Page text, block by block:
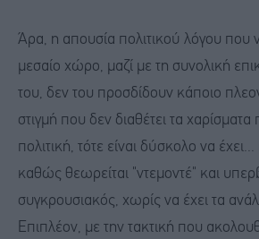
Άρα, η απουσία πολιτικού λόγου που
μεσαίο χώρο, μαζί με τη συνολική
του, δεν του προσδίδουν κάποιο
στιγμή που δεν διαθέτει τα χαρίσματα
πολιτική, τότε είναι δύσκολο να
καθώς θεωρείται "ντεμοντέ" και
συγκρουσιακός, χωρίς να έχει τα
Επιπλέον, με την τακτική που